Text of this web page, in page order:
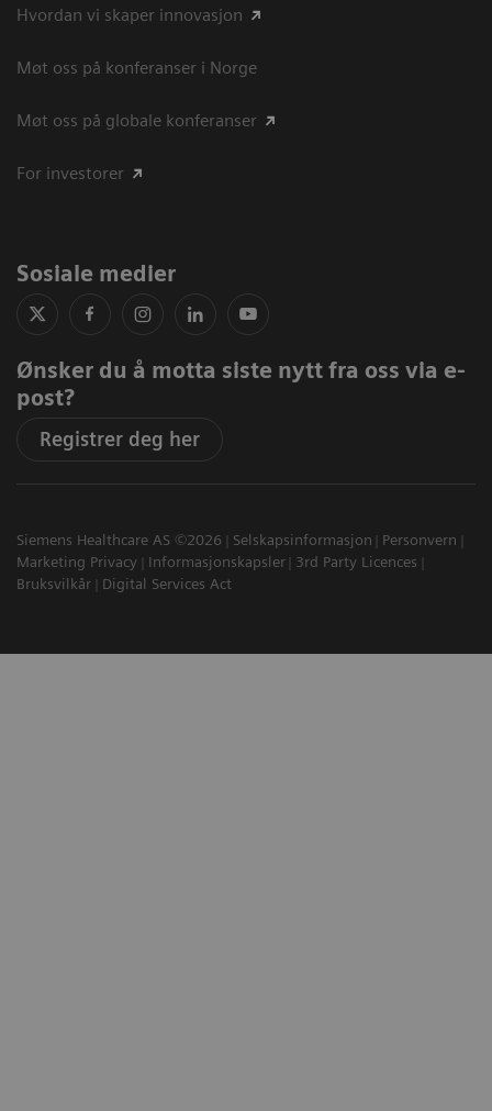
Hvordan vi skaper innovasjon
Møt oss på konferanser i Norge
Møt oss på globale konferanser
For investorer
Sosiale medier
Ønsker du å motta siste nytt fra oss via e-
post?
Registrer deg her
Siemens Healthcare AS ©2026 Selskapsinformasjon
Personvern
Marketing Privacy
Informasjonskapsler
3rd Party Licences
Bruksvilkår
Digital Services Act